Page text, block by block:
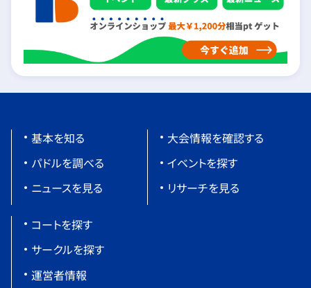
基本を知る
パドルを調べる
ニュースを見る
大会情報を確認する
イベントを探す
リサーチを見る
コートを探す
サークルを探す
運営者情報